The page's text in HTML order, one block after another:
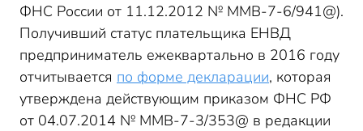
ФНС России от 11.12.2012 № ММВ-7-6/941@).
Получивший статус плательщика ЕНВД
предприниматель ежеквартально в 2016 году
отчитывается по форме декларации, которая
утверждена действующим приказом ФНС РФ
от 04.07.2014 № ММВ-7-3/353@ в редакции